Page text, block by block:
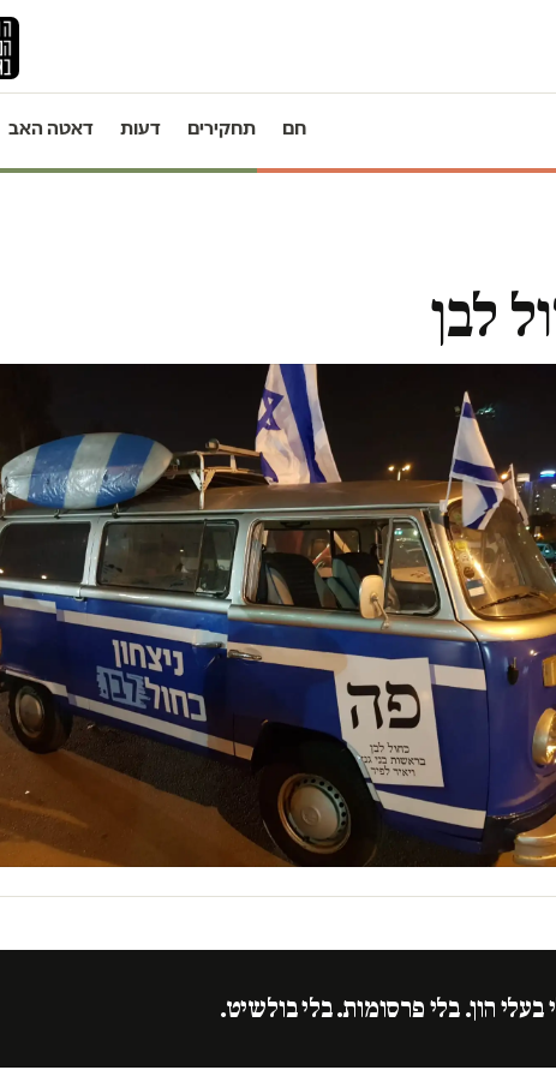
חם תחקירים דעות דאטה האב
לבן
בעלי הון. בלי פרסומות. בלי בולשיט.